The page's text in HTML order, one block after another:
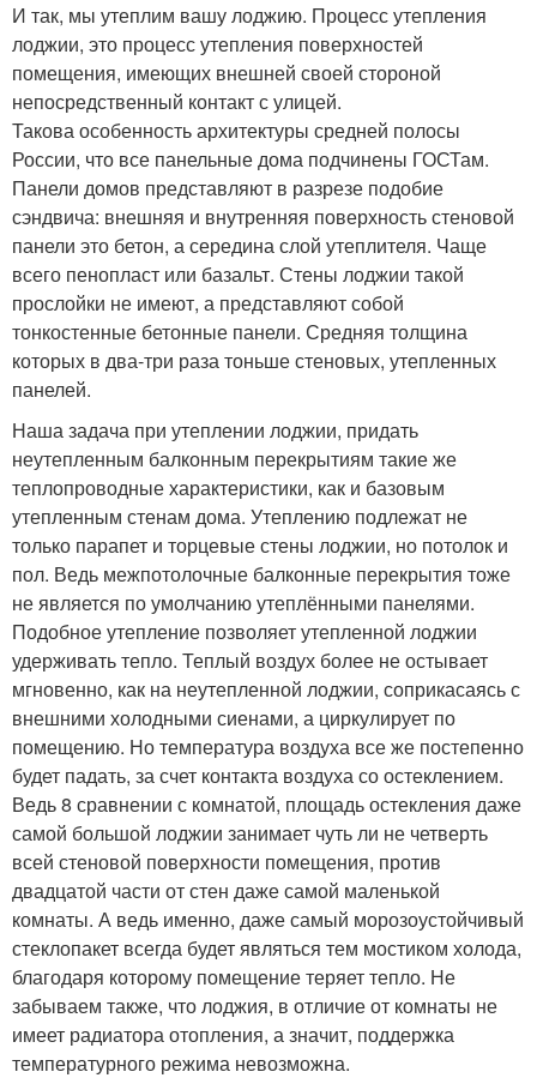
И так, мы утеплим вашу лоджию. Процесс утепления
лоджии, это процесс утепления поверхностей
помещения, имеющих внешней своей стороной
непосредственный контакт с улицей.
Такова особенность архитектуры средней полосы
России, что все панельные дома подчинены ГОСТам.
Панели домов представляют в разрезе подобие
сэндвича: внешняя и внутренняя поверхность стеновой
панели это бетон, а середина слой утеплителя. Чаще
всего пенопласт или базальт. Стены лоджии такой
прослойки не имеют, а представляют собой
тонкостенные бетонные панели. Средняя толщина
которых в два-три раза тоньше стеновых, утепленных
панелей.
Наша задача при утеплении лоджии, придать
неутепленным балконным перекрытиям такие же
теплопроводные характеристики, как и базовым
утепленным стенам дома. Утеплению подлежат не
только парапет и торцевые стены лоджии, но потолок и
пол. Ведь межпотолочные балконные перекрытия тоже
не является по умолчанию утеплёнными панелями.
Подобное утепление позволяет утепленной лоджии
удерживать тепло. Теплый воздух более не остывает
мгновенно, как на неутепленной лоджии, соприкасаясь с
внешними холодными сиенами, а циркулирует по
помещению. Но температура воздуха все же постепенно
будет падать, за счет контакта воздуха со остеклением.
Ведь 8 сравнении с комнатой, площадь остекления даже
самой большой лоджии занимает чуть ли не четверть
всей стеновой поверхности помещения, против
двадцатой части от стен даже самой маленькой
комнаты. А ведь именно, даже самый морозоустойчивый
стеклопакет всегда будет являться тем мостиком холода,
благодаря которому помещение теряет тепло. Не
забываем также, что лоджия, в отличие от комнаты не
имеет радиатора отопления, а значит, поддержка
температурного режима невозможна.